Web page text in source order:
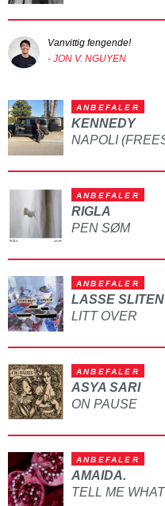
Vanvittig fengende!
- JON V. NGUYEN
ANBEFALER
KENNEDY
ANBEFALER
RIGLA
PEN SØM
ANBEFALER
LASSE SLITEN
LITT OVER
ANBEFALER
ASYA SARI
ON PAUSE
ANBEFALER
AMAIDA.